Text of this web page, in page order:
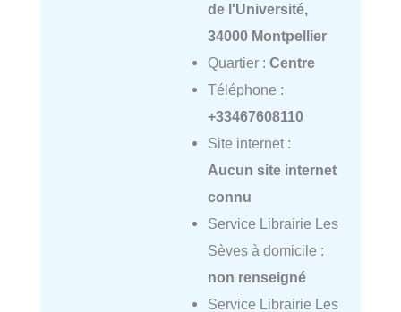
de l'Université,
34000 Montpellier
Quartier : Centre
Téléphone :
+33467608110
Site internet :
Aucun site internet
connu
Service Librairie Les
Sèves à domicile :
non renseigné
Service Librairie Les